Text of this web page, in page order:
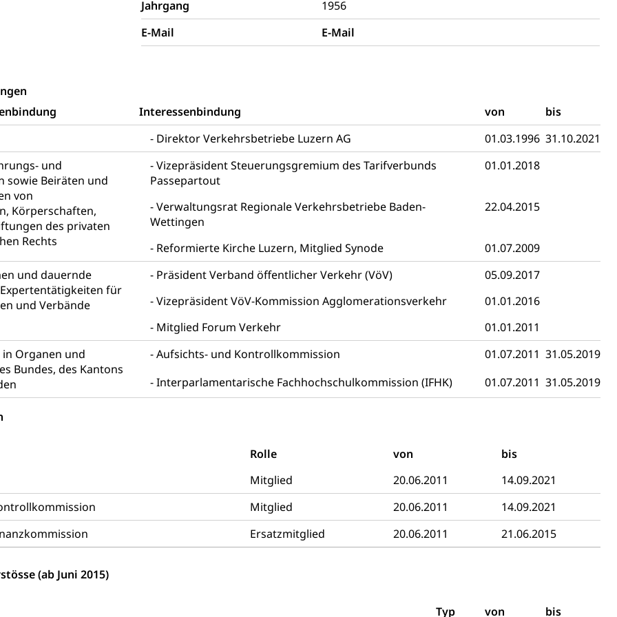
Jahrgang
1956
E-Mail
E-Mail
Interessenbindung von
bis
Direktor Verkehrsbetriebe Luzern AG 01.03.1996 31.10.2021
und
sowie Beiräten und
von
Körperschaften,
des privaten
Rechts
Vizepräsident Steuerungsgremium des Tarifverbunds
Passepartout
01.01.2018
Verwaltungsrat Regionale Verkehrsbetriebe Baden-
Wettingen
22.04.2015
Reformierte Kirche Luzern, Mitglied Synode
01.07.2009
und dauernde
für
und Verbände
Präsident Verband öffentlicher Verkehr (VöV)
05.09.2017
Vizepräsident VöV-Kommission Agglomerationsverkehr
01.01.2016
Mitglied Forum Verkehr
01.01.2011
Organen und
Bundes, des Kantons
Aufsichts- und Kontrollkommission 01.07.2011 31.05.2019
Interparlamentarische Fachhochschulkommission (IFHK)
01.07.2011 31.05.2019
Rolle von
bis
Mitglied 20.06.2011
14.09.2021
Mitglied 20.06.2011
14.09.2021
Ersatzmitglied 20.06.2011 21.06.2015
(ab Juni 2015)
Typ von bis
Kunst & Kultur (Luzern Tourismus)
Denkmalpflege, kulturelles Angebot, Kulturerbe, kulturelles Erbe, Nachwuchsförderung, Vermittlung, Selektive
Kulturpreis, Werkbeitrag, Produktionsbeitrag, Recherche, Bildende Kunst, Angewandte Kunst,
und Vermittlung
Verkehr
Zugverkehr, Bahnverkehr, Transportmittel, öffentlicher Verkehr
Luzern VVL Öffentlicher Verkehr Luzern Mobil
Seeschifffahrt, Flussschifffahrt
Schwerverkehr, leistungsabhängige Schwerverkehrsabgabe, Langsamverkehr, Transportmittel, Auto, Motorrad,
und Unterhalt LU, OW, NW, ZG) Strassenverkehrsamt
Kantonsstrassen
Partnerschaft, Tod, Zivilstandsamt, Zivilstandsregiste
Aufenthalt, Niederlassung, Wohnsitz
Visum, Geburtsurkunde
Fischereiausweis Waffen, Sprengstoffe und Pyrotechnik